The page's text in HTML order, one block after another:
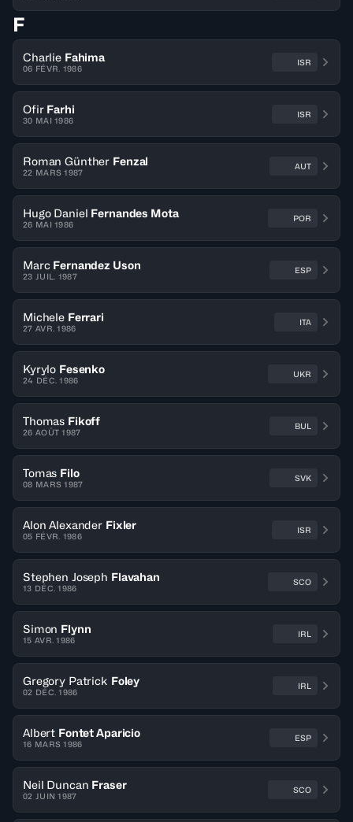
F
Charlie Fahima
06 FÉVR. 1986
ISR
Ofir Farhi
30 MAI 1986
ISR
Roman Günther Fenzal
22 MARS 1987
AUT
Hugo Daniel Fernandes Mota
26 MAI 1986
POR
Marc Fernandez Uson
23 JUIL. 1987
ESP
Michele Ferrari
27 AVR. 1986
ITA
Kyrylo Fesenko
24 DÉC. 1986
UKR
Thomas Fikoff
26 AOÛT 1987
BUL
Tomas Filo
08 MARS 1987
SVK
Alon Alexander Fixler
05 FÉVR. 1986
ISR
Stephen Joseph Flavahan
13 DÉC. 1986
SCO
Simon Flynn
15 AVR. 1986
IRL
Gregory Patrick Foley
02 DÉC. 1986
IRL
Albert Fontet Aparicio
16 MARS 1986
ESP
Neil Duncan Fraser
02 JUIN 1987
SCO